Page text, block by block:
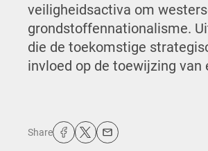
veiligheidsactiva om
grondstoffennationalisme.
die de toekomstige
invloed op de toewijzing
Share